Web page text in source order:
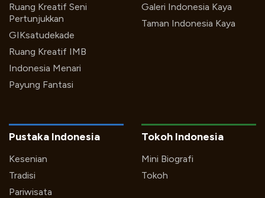
Ruang Kreatif Seni
Pertunjukkan
GIKsatudekade
Ruang Kreatif IMB
Indonesia Menari
Payung Fantasi
Galeri Indonesia Kaya
Taman Indonesia Kaya
Pustaka Indonesia
Kesenian
Tradisi
Pariwisata
Tokoh Indonesia
Mini Biografi
Tokoh